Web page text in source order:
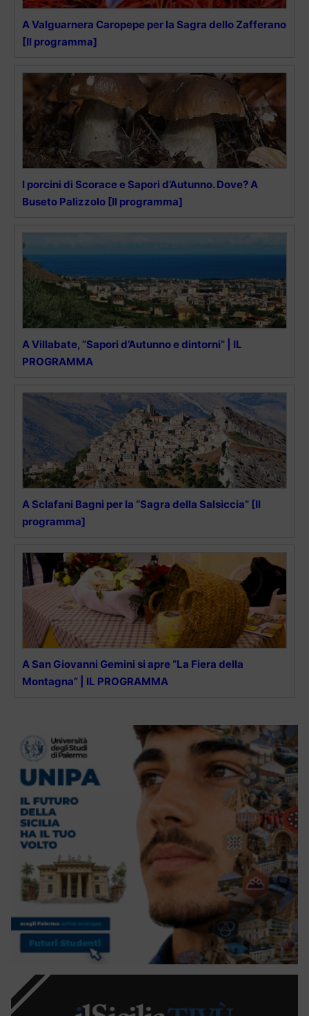
A Valguarnera Caropepe per la Sagra dello Zafferano
[Il programma]
I porcini di Scorace e Sapori d’Autunno. Dove? A
Buseto Palizzolo [Il programma]
A Villabate, “Sapori d’Autunno e dintorni” | IL
PROGRAMMA
A Sclafani Bagni per la “Sagra della Salsiccia” [Il
programma]
A San Giovanni Gemini si apre “La Fiera della
Montagna” | IL PROGRAMMA